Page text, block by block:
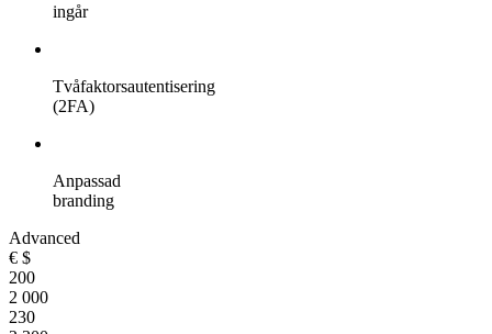
ingår
Tvåfaktorsautentisering
(2FA)
Anpassad
branding
Advanced
€ $
200
2 000
230